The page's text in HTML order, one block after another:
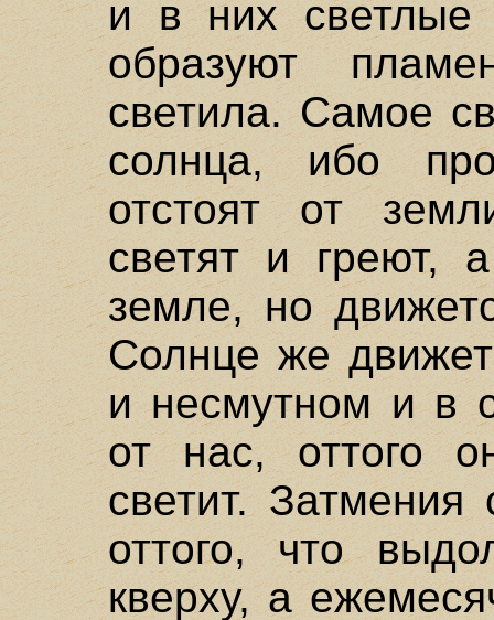
и в них светлые
образуют
светила. Самое
солнца, ибо
отстоят от
светят и греют,
земле, но
Солнце же
и несмутном и в
от нас, оттого
светит.
оттого, что
кверху, а